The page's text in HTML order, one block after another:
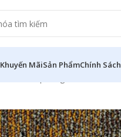
Khuyến MãiSản PhẩmChính Sách